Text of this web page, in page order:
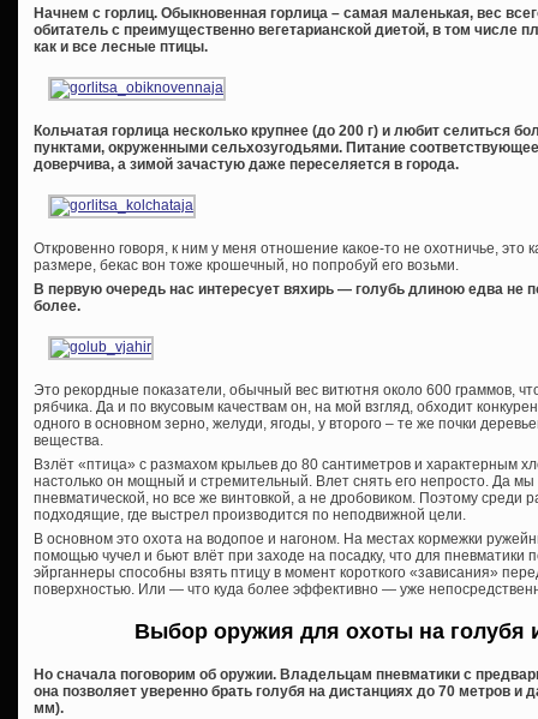
Начнем с горлиц. Обыкновенная горлица – самая маленькая, вес
обитатель с преимущественно вегетарианской диетой, в том числе
как и все лесные птицы.
Кольчатая горлица несколько крупнее (до 200 г) и любит селиться
пунктами, окруженными сельхозугодьями. Питание
доверчива, а зимой зачастую даже переселяется в города.
Откровенно говоря, к ним у меня отношение какое-то не охотничье, это
размере, бекас вон тоже крошечный, но попробуй его возьми.
В первую очередь нас интересует вяхирь — голубь длиною едва не
более.
Это рекордные показатели, обычный вес витютня около 600 граммов,
рябчика. Да и по вкусовым качествам он, на мой взгляд, обходит
одного в основном зерно, желуди, ягоды, у второго – те же почки
вещества.
Взлёт «птица» с размахом крыльев до 80 сантиметров и характерным
настолько он мощный и стремительный. Влет снять его непросто. Да
пневматической, но все же винтовкой, а не дробовиком. Поэтому среди
подходящие, где выстрел производится по неподвижной цели.
В основном это охота на водопое и нагоном. На местах кормежки
помощью чучел и бьют влёт при заходе на посадку, что для
эйрганнеры способны взять птицу в момент короткого «зависания»
поверхностью. Или — что куда более эффективно — уже
Выбор оружия для охоты на голубя
Но сначала поговорим об оружии. Владельцам пневматики с
она позволяет уверенно брать голубя на дистанциях до 70 метров и
мм).